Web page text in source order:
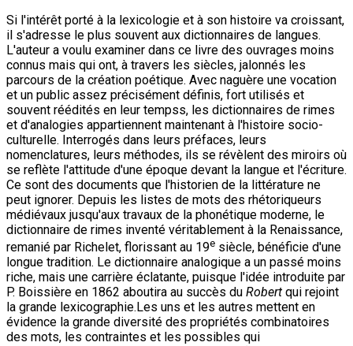
Si l'intérêt porté à la lexicologie et à son histoire va croissant,
il s'adresse le plus souvent aux dictionnaires de langues.
L'auteur a voulu examiner dans ce livre des ouvrages moins
connus mais qui ont, à travers les siècles, jalonnés les
parcours de la création poétique. Avec naguère une vocation
et un public assez précisément définis, fort utilisés et
souvent réédités en leur tempss, les dictionnaires de rimes
et d'analogies appartiennent maintenant à l'histoire socio-
culturelle. Interrogés dans leurs préfaces, leurs
nomenclatures, leurs méthodes, ils se révèlent des miroirs où
se reflète l'attitude d'une époque devant la langue et l'écriture.
Ce sont des documents que l'historien de la littérature ne
peut ignorer. Depuis les listes de mots des rhétoriqueurs
médiévaux jusqu'aux travaux de la phonétique moderne, le
dictionnaire de rimes inventé véritablement à la Renaissance,
remanié par Richelet, florissant au 19e siècle, bénéficie d'une
longue tradition. Le dictionnaire analogique a un passé moins
riche, mais une carrière éclatante, puisque l'idée introduite par
P. Boissière en 1862 aboutira au succès du Robert qui rejoint
la grande lexicographie.Les uns et les autres mettent en
évidence la grande diversité des propriétés combinatoires
des mots, les contraintes et les possibles qui